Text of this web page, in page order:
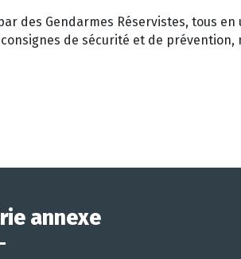
des Gendarmes Réservistes, tous
de sécurité et de
annexe